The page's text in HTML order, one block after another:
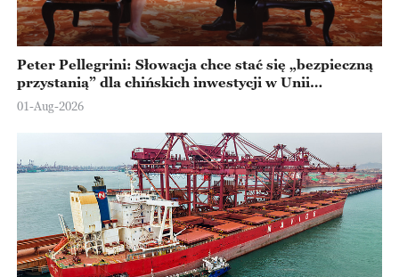
Peter Pellegrini: Słowacja chce stać się „bezpieczną
przystanią” dla chińskich inwestycji w Unii
Europejskiej
01-Aug-2026